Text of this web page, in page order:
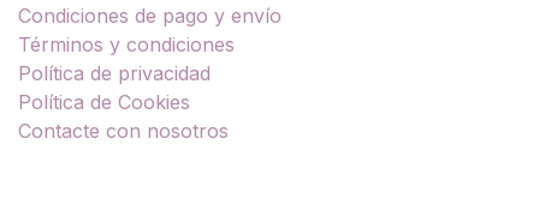
Condiciones de pago y envío
Términos y condiciones
Política de privacidad
Política de Cookies
Contacte con nosotros